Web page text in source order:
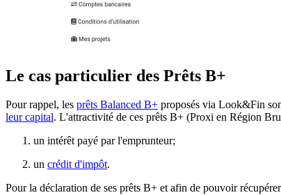
Le cas particulier des Prêts B+
Pour rappel, les prêts Balanced B+ proposés via Look&Fin
leur capital. L'attractivité de ces prêts B+ (Proxi en Région
un intérêt payé par l'emprunteur;
un crédit d'impôt.
Pour la déclaration de ses prêts B+ et afin de pouvoir